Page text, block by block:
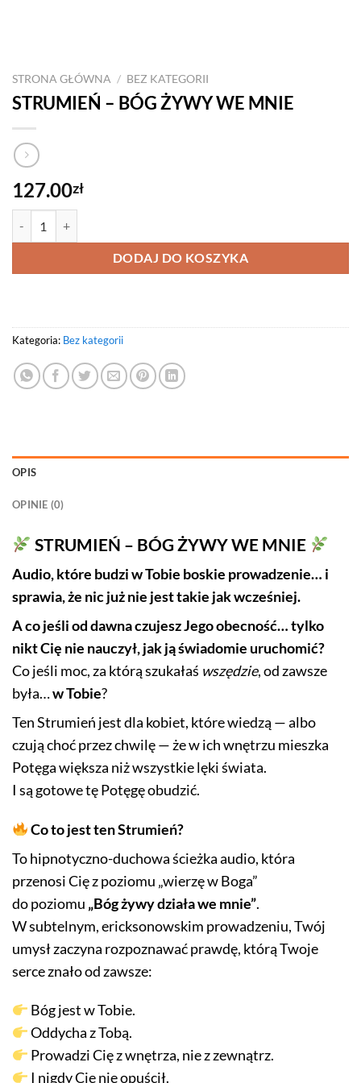
STRONA GŁÓWNA / BEZ KATEGORII
STRUMIEŃ – BÓG ŻYWY WE MNIE
127.00zł
DODAJ DO KOSZYKA
Kategoria: Bez kategorii
OPIS
OPINIE (0)
STRUMIEŃ – BÓG ŻYWY WE MNIE
Audio, które budzi w Tobie boskie prowadzenie… i
sprawia, że nic już nie jest takie jak wcześniej.
A co jeśli od dawna czujesz Jego obecność… tylko
nikt Cię nie nauczył, jak ją świadomie uruchomić?
Co jeśli moc, za którą szukałaś wszędzie, od zawsze
była…w Tobie?
Ten Strumień jest dla kobiet, które wiedzą — albo
czują choć przez chwilę — że w ich wnętrzu mieszka
Potęga większa niż wszystkie lęki świata.
I są gotowe tę Potęgę obudzić.
Co to jest ten Strumień?
To hipnotyczno-duchowa ścieżka audio, która
przenosi Cię z poziomu „wierzę w Boga”
do poziomu „Bóg żywy działa we mnie”.
W subtelnym, ericksonowskim prowadzeniu, Twój
umysł zaczyna rozpoznawać prawdę, którą Twoje
serce znało od zawsze:
Bóg jest w Tobie.
Oddycha z Tobą.
Prowadzi Cię z wnętrza, nie z zewnątrz.
I nigdy Cię nie opuścił.